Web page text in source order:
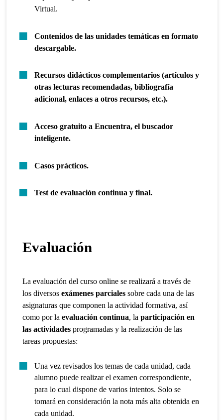
Virtual.
Contenidos de las unidades temáticas en formato
descargable.
Recursos didácticos complementarios (artículos y
otras lecturas recomendadas, bibliografía
adicional, enlaces a otros recursos, etc.).
Acceso gratuito a Encuentra, el buscador
inteligente.
Casos prácticos.
Test de evaluación continua y final.
Evaluación
La evaluación del curso online se realizará a través de
los diversosexámenes parciales sobre cada una de las
asignaturas que componen la actividad formativa, así
como por laevaluación continua, laparticipación en
las actividades programadas y la realización de las
tareas propuestas:
Una vez revisados los temas de cada unidad, cada
alumno puede realizar el examen correspondiente,
para lo cual dispone de varios intentos. Solo se
tomará en consideración la nota más alta obtenida en
cada unidad.